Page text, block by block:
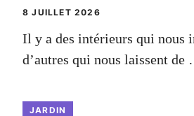
8 JUILLET 2026
Il y a des intérieurs qui nous
d’autres qui nous laissent de
JARDIN